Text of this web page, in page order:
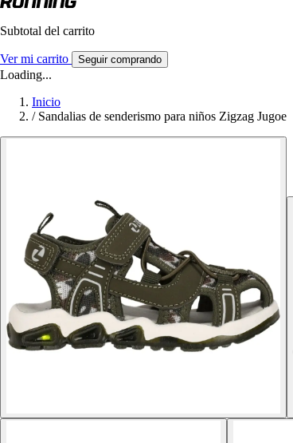
Subtotal del carrito
Ver mi carrito Seguir comprando
Loading...
Inicio
/ Sandalias de senderismo para niños Zigzag Jugoe